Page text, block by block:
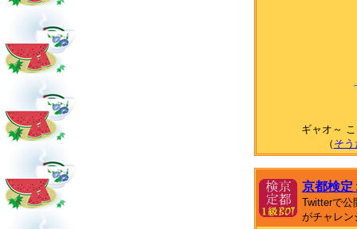
ギャオ～
（ そ
京都検定
Twitterで公
がチャレン